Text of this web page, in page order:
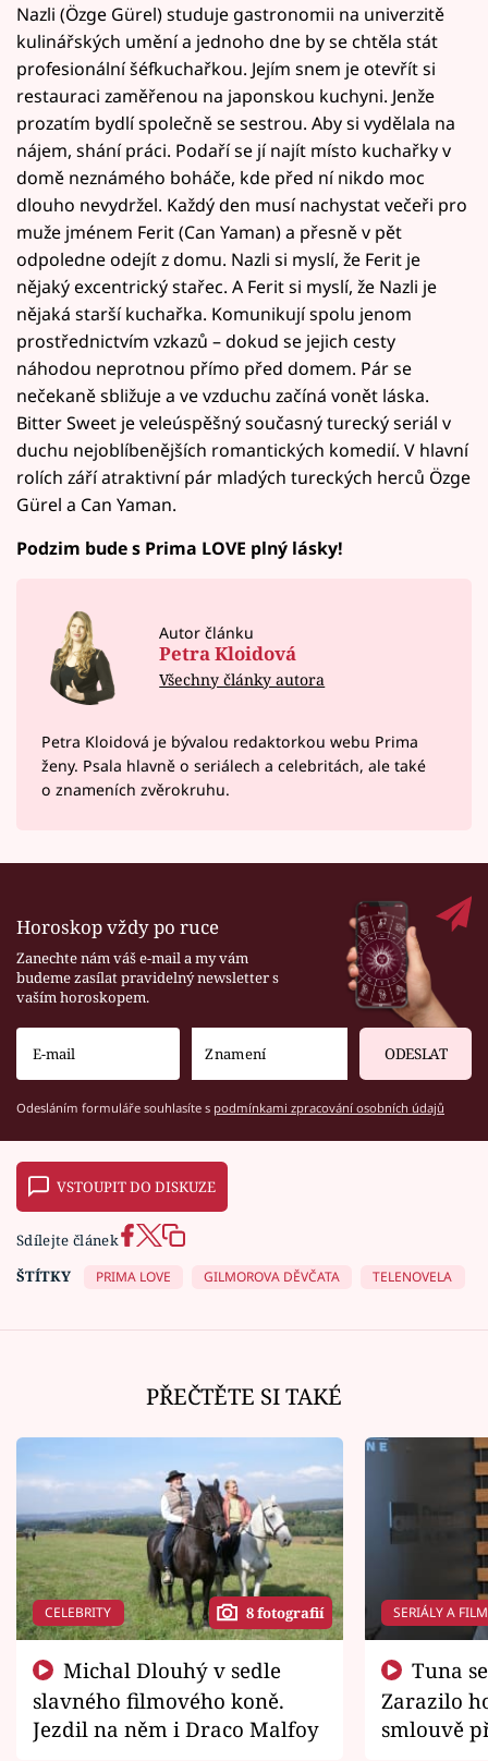
Nazli (Özge Gürel) studuje gastronomii na univerzitě
kulinářských umění a jednoho dne by se chtěla stát
profesionální šéfkuchařkou. Jejím snem je otevřít si
restauraci zaměřenou na japonskou kuchyni. Jenže
prozatím bydlí společně se sestrou. Aby si vydělala na
nájem, shání práci. Podaří se jí najít místo kuchařky v
domě neznámého boháče, kde před ní nikdo moc
dlouho nevydržel. Každý den musí nachystat večeři pro
muže jménem Ferit (Can Yaman) a přesně v pět
odpoledne odejít z domu. Nazli si myslí, že Ferit je
nějaký excentrický stařec. A Ferit si myslí, že Nazli je
nějaká starší kuchařka. Komunikují spolu jenom
prostřednictvím vzkazů – dokud se jejich cesty
náhodou neprotnou přímo před domem. Pár se
nečekaně sbližuje a ve vzduchu začíná vonět láska.
Bitter Sweet je veleúspěšný současný turecký seriál v
duchu nejoblíbenějších romantických komedií. V hlavní
rolích září atraktivní pár mladých tureckých herců Özge
Gürel a Can Yaman.
Podzim bude s Prima LOVE plný lásky!
Autor článku
Petra Kloidová
Všechny články autora
Petra Kloidová je bývalou redaktorkou webu Prima
ženy. Psala hlavně o seriálech a celebritách, ale také
o znameních zvěrokruhu.
Horoskop vždy po ruce
Zanechte nám váš e-mail a my vám
budeme zasílat pravidelný newsletter s
vaším horoskopem.
ODESLAT
Odesláním formuláře souhlasíte s podmínkami zpracování osobních údajů
VSTOUPIT DO DISKUZE
Sdílejte článek
ŠTÍTKY
PRIMA LOVE GILMOROVA DĚVČATA TELENOVELA
PŘEČTĚTE SI TAKÉ
CELEBRITY 8 fotografií
slavného filmového koně.
Jezdil na něm i Draco Malfoy
SERIÁLY A
Zarazilo
smlouvě